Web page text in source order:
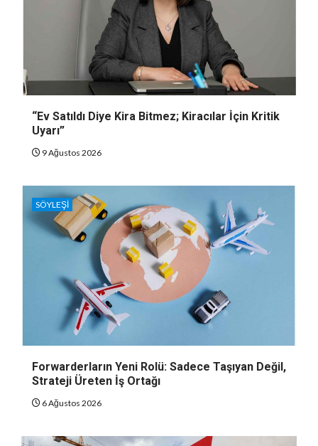
“Ev Satıldı Diye Kira Bitmez; Kiracılar İçin Kritik
Uyarı”
9 Ağustos 2026
SÖYLEŞI
Forwarderların Yeni Rolü: Sadece Taşıyan Değil,
Strateji Üreten İş Ortağı
6 Ağustos 2026